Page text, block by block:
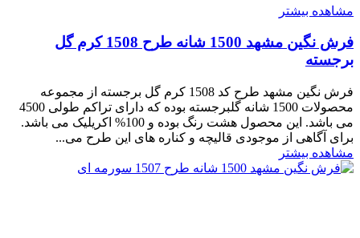
مشاهده بیشتر
فرش نگین مشهد 1500 شانه طرح 1508 کرم گل
برجسته
فرش نگین مشهد طرح کد 1508 کرم گل برجسته از مجموعه
محصولات 1500 شانه گلبرجسته بوده که دارای تراکم طولی 4500
می باشد. این محصول هشت رنگ بوده و 100% اکریلیک می باشد.
برای آگاهی از موجودی قالیچه و کناره های این طرح می...
مشاهده بیشتر